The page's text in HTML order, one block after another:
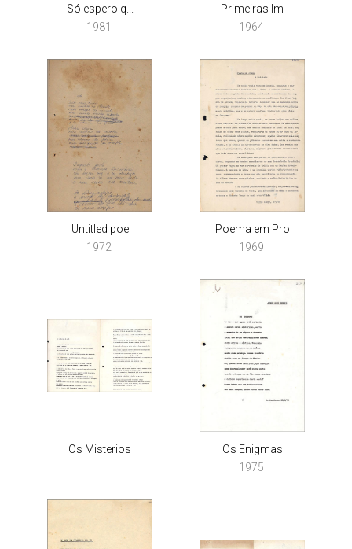
Só espero q...
1981
Primeiras Im
1964
Untitled poe
1972
Poema em Pro
1969
Os Misterios
Os Enigmas
1975